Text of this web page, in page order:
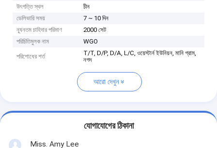
উৎপত্তি স্থল
চীন
ডেলিভারি সময়
7 ~ 10 দিন
ন্যূনতম চাহিদার পরিমাণ
2000 সেট
পরিচিতিমুলক নাম
WGO
পরিশোধের শর্ত
T/T, D/P, D/A, L/C, ওয়েস্টার্ন ইউনিয়ন, মানি গ্রাম,
নগদ
আরো দেখুন
যোগাযোগের ঠিকানা
Miss. Amy Lee